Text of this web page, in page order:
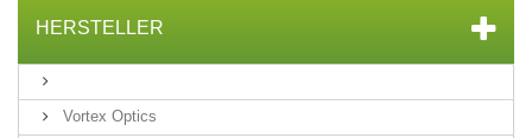
HERSTELLER
Vortex Optics